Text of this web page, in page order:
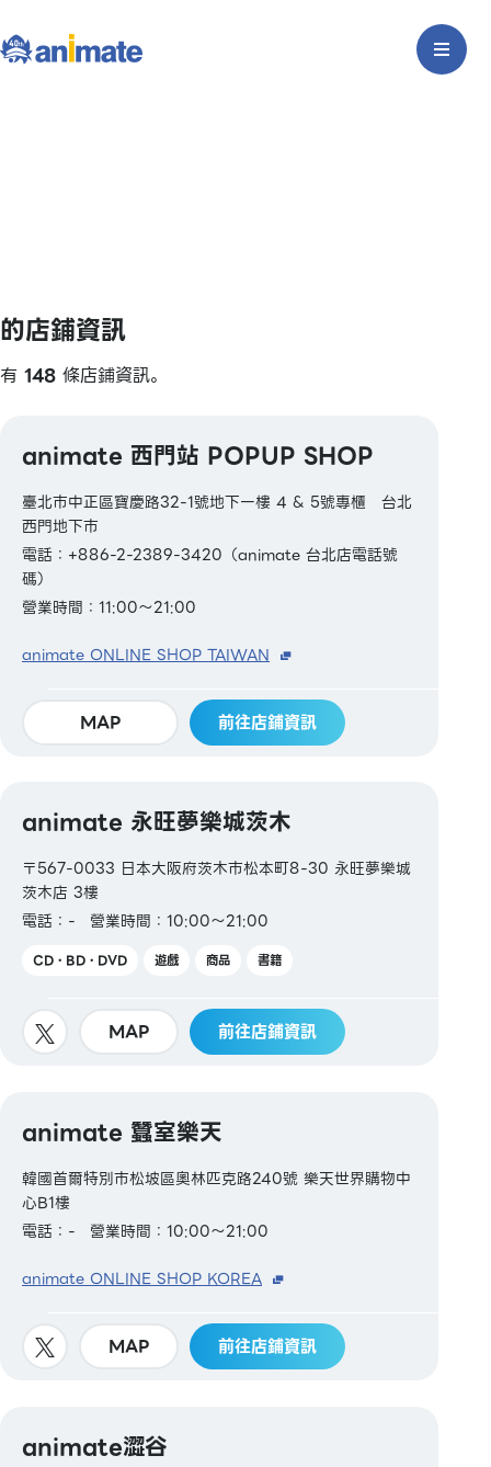
的店鋪資訊
有 148 條店鋪資訊。
animate 西門站 POPUP SHOP
臺北市中正區寶慶路32-1號地下一樓 4 & 5號專櫃 台北
西門地下市
電話：+886-2-2389-3420（animate 台北店電話號
碼）
營業時間：11:00～21:00
animate ONLINE SHOP TAIWAN
MAP 前往店鋪資訊
animate 永旺夢樂城茨木
〒567-0033 日本大阪府茨木市松本町8-30 永旺夢樂城
茨木店 3樓
電話：-
營業時間：10:00～21:00
CD・BD・DVD 遊戲 商品 書籍
MAP 前往店鋪資訊
animate 蠶室樂天
韓國首爾特別市松坡區奧林匹克路240號 樂天世界購物中
心B1樓
電話：-
營業時間：10:00～21:00
animate ONLINE SHOP KOREA
MAP 前往店鋪資訊
animate澀谷